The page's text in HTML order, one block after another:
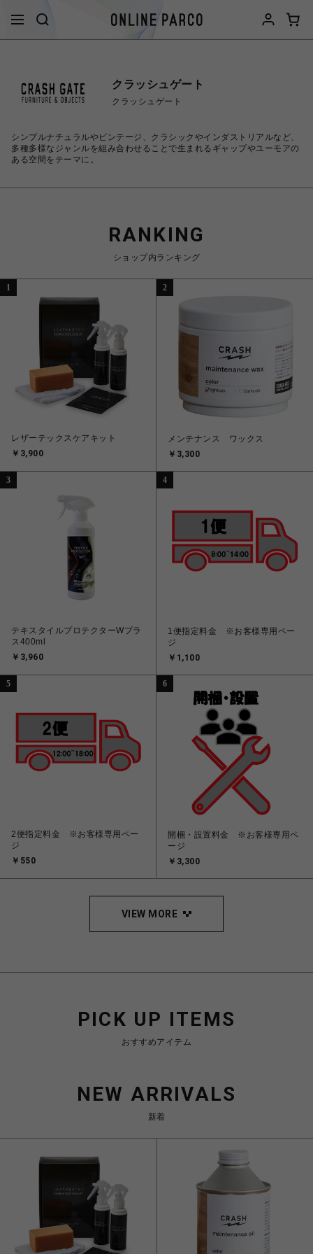
クラッシュゲート
クラッシュゲート
シンプルナチュラルやビンテージ、クラシックやインダストリアルなど、
多種多様なジャンルを組み合わせることで生まれるギャップやユーモアの
ある空間をテーマに。
RANKING
ショップ内ランキング
1
レザーテックスケアキット
￥3,900
2
メンテナンス ワックス
￥3,300
3
テキスタイルプロテクターWプラ
ス400ml
￥3,960
4
1便指定料金 ※お客様専用ペー
ジ
￥1,100
5
2便指定料金 ※お客様専用ペー
ジ
￥550
6
開梱・設置料金 ※お客様専用ペ
ージ
￥3,300
VIEW MORE
PICK UP ITEMS
おすすめアイテム
NEW ARRIVALS
新着